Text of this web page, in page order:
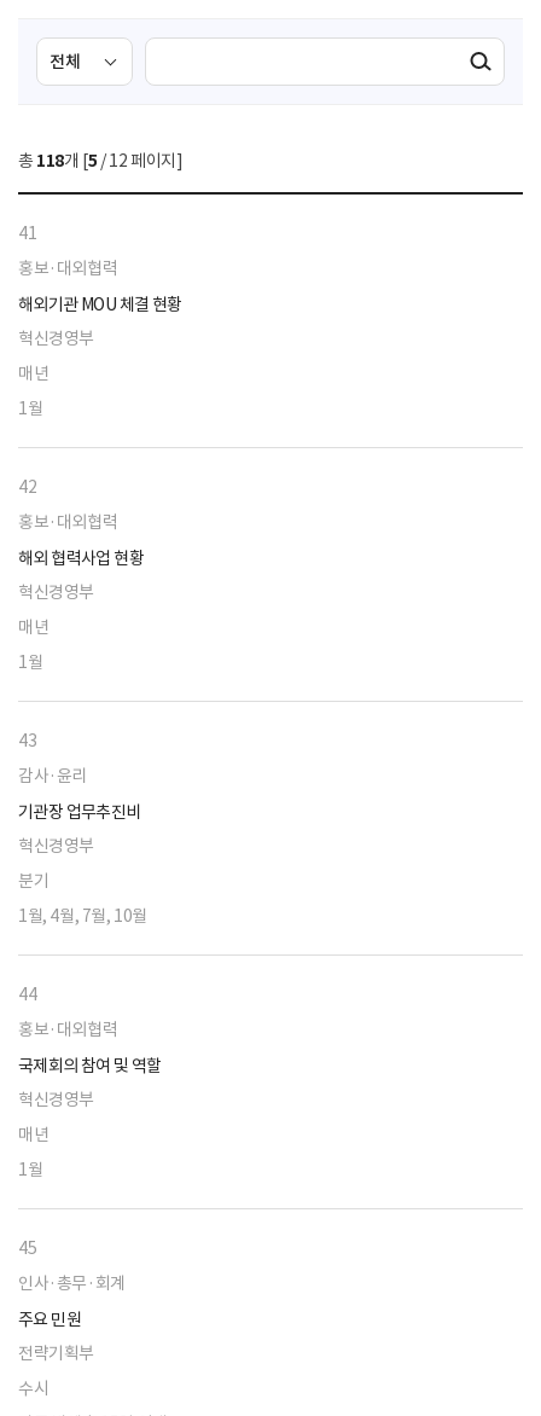
검
색
선
택
색
검색실행
총 118개 [5 / 12 페이지]
41
홍보·대외협력
해외기관 MOU 체결 현황
혁신경영부
매년
1월
42
홍보·대외협력
해외 협력사업 현황
혁신경영부
매년
1월
43
감사·윤리
기관장 업무추진비
혁신경영부
분기
1월, 4월, 7월, 10월
44
홍보·대외협력
국제회의 참여 및 역할
혁신경영부
매년
1월
45
인사·총무·회계
주요 민원
전략기획부
수시